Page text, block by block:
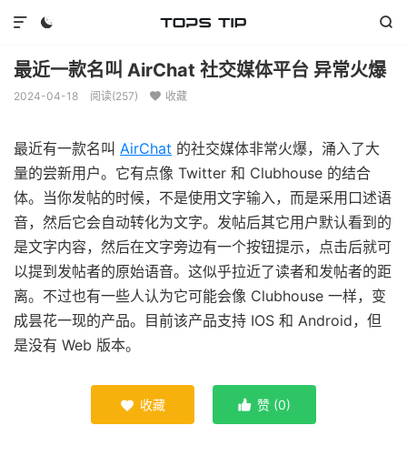
 

最近一款名叫 AirChat 社交媒体平台 异常火爆
2024-04-18 阅读(257)  收藏
最近有一款名叫 AirChat 的社交媒体非常火爆，涌入了大
量的尝新用户。它有点像 Twitter 和 Clubhouse 的结合
体。当你发帖的时候，不是使用文字输入，而是采用口述语
音，然后它会自动转化为文字。发帖后其它用户默认看到的
是文字内容，然后在文字旁边有一个按钮提示，点击后就可
以提到发帖者的原始语音。这似乎拉近了读者和发帖者的距
离。不过也有一些人认为它可能会像 Clubhouse 一样，变
成昙花一现的产品。目前该产品支持 IOS 和 Android，但
是没有 Web 版本。
 收藏  赞 (0)